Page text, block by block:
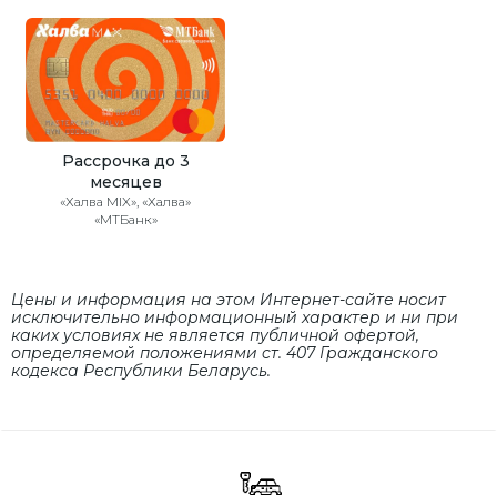
Рассрочка до 3
месяцев
«Халва MIX», «Халва»
«МТБанк»
Цены и информация на этом Интернет-сайте носит
исключительно информационный характер и ни при
каких условиях не является публичной офертой,
определяемой положениями cт. 407 Гражданского
кодекса Республики Беларусь.